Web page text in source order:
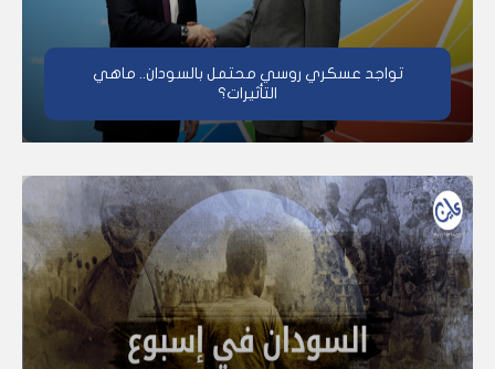
تواجد عسكري روسي محتمل بالسودان.. ماهي
التأثيرات؟